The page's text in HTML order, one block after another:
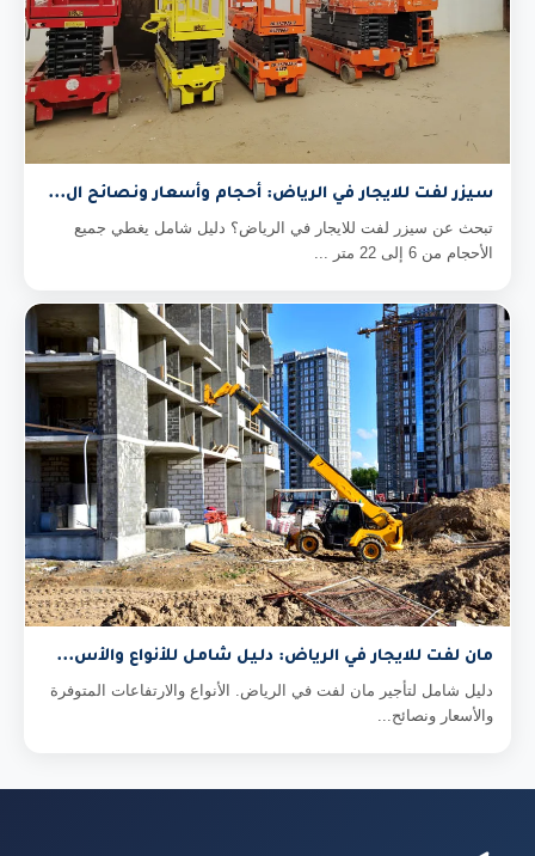
سيزر لفت للايجار في الرياض: أحجام وأسعار ونصائح ال...
تبحث عن سيزر لفت للايجار في الرياض؟ دليل شامل يغطي جميع
الأحجام من 6 إلى 22 متر ...
مان لفت للايجار في الرياض: دليل شامل للأنواع والأس...
دليل شامل لتأجير مان لفت في الرياض. الأنواع والارتفاعات المتوفرة
والأسعار ونصائح...